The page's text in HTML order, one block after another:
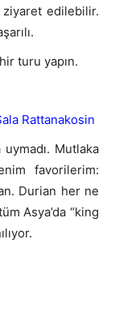
edilebilir.
turu yapın.
Rattanakosin
uymadı. Mutlaka
favorilerim:
Durian her ne
Asya’da “king